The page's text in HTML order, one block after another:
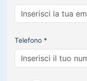
Telefono *